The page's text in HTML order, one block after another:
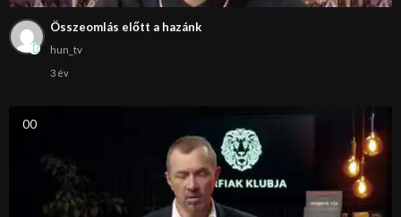
Összeomlás előtt a hazánk
hun_tv
3 év
00